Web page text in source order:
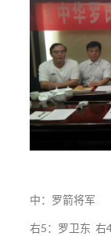
中：罗箭将军
右5：罗卫东 右